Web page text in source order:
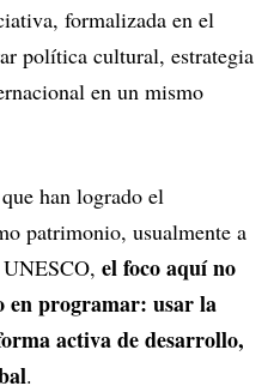
formalizada en el
política cultural, estrategia
en un mismo
han logrado el
patrimonio, usualmente a
el foco aquí no
en programar: usar la
activa de desarrollo,
.